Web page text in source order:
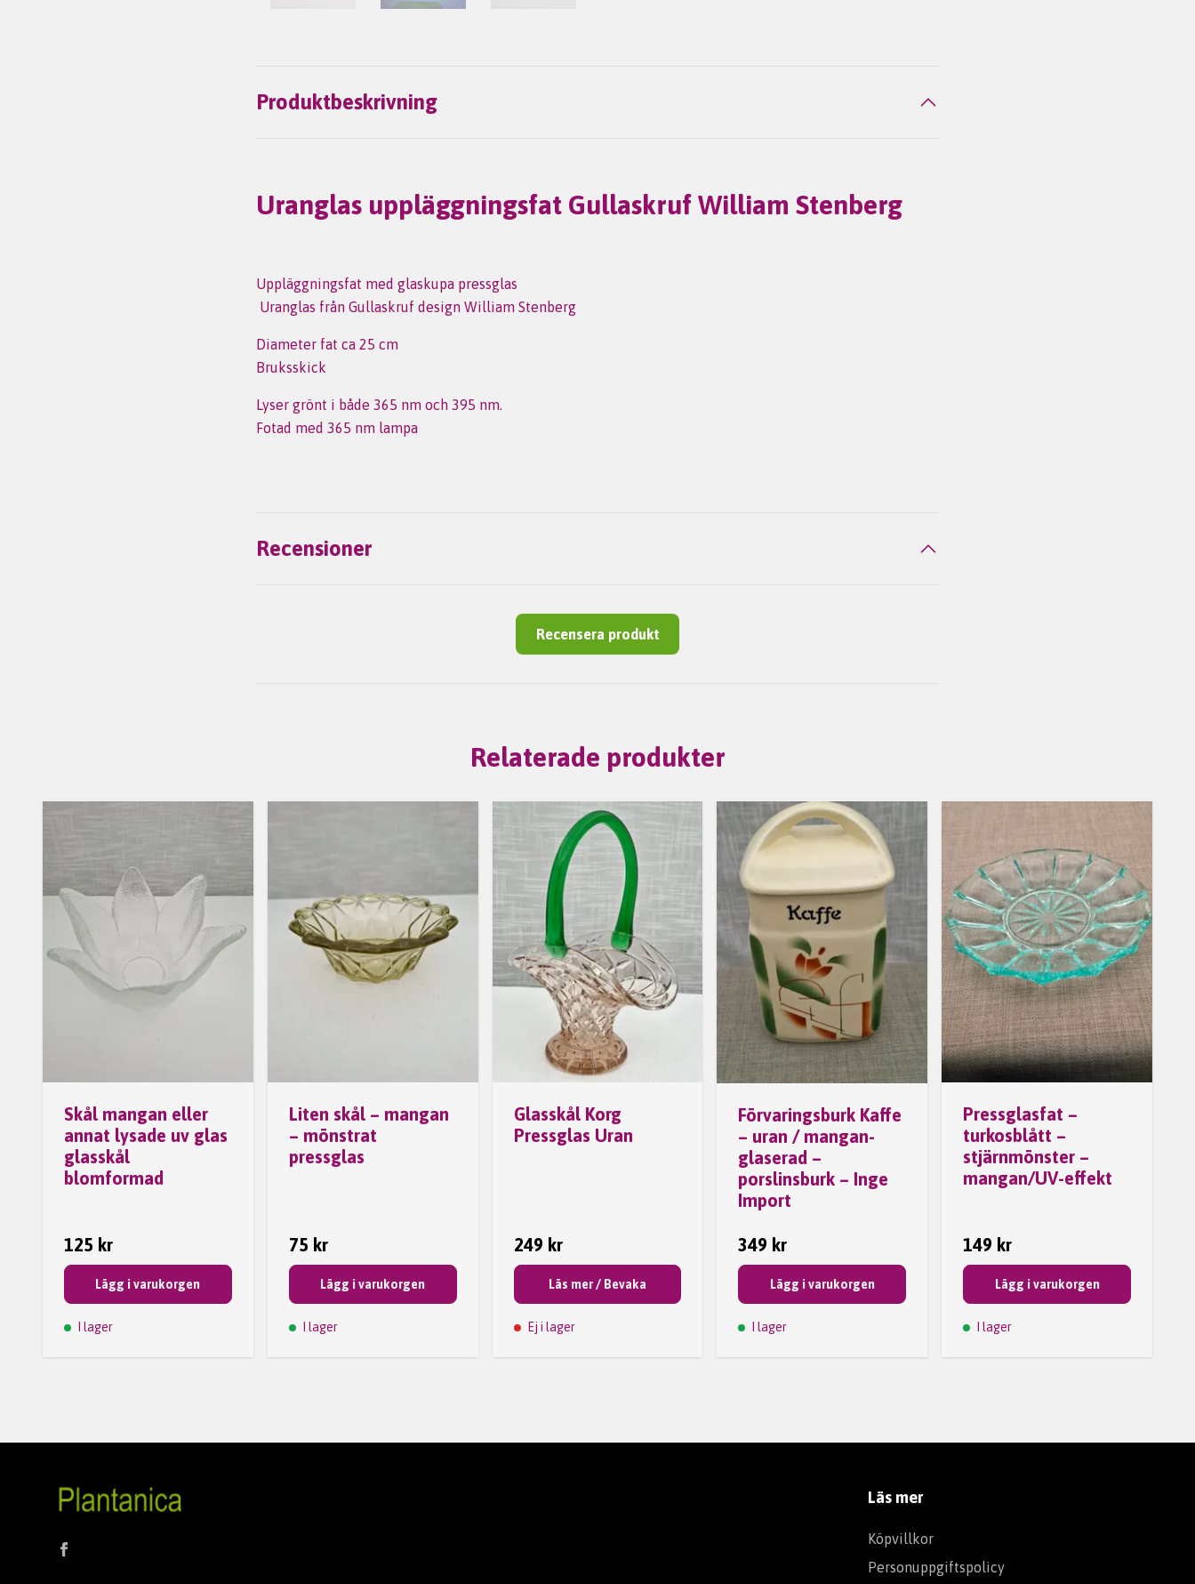
Produktbeskrivning
Uranglas uppläggningsfat Gullaskruf William Stenberg
Uppläggningsfat med glaskupa pressglas
Uranglas från Gullaskruf design William Stenberg
Diameter fat ca 25 cm
Bruksskick
Lyser grönt i både 365 nm och 395 nm.
Fotad med 365 nm lampa
Recensioner
Recensera produkt
Relaterade produkter
Skål mangan eller
annat lysade uv glas
glasskål
blomformad
125 kr
Lägg i varukorgen
I lager
Liten skål – mangan
– mönstrat
pressglas
75 kr
Lägg i varukorgen
I lager
Glasskål Korg
Pressglas Uran
249 kr
Läs mer / Bevaka
Ej i lager
Förvaringsburk Kaffe
– uran / mangan-
glaserad –
porslinsburk – Inge
Import
349 kr
Lägg i varukorgen
I lager
Pressglasfat –
turkosblått –
stjärnmönster –
mangan/UV-effekt
149 kr
Lägg i varukorgen
I lager
Läs mer
Köpvillkor
Personuppgiftspolicy